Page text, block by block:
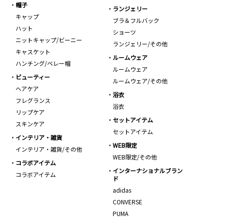
帽子
キャップ
ハット
ニットキャップ/ビーニー
キャスケット
ハンチング/ベレー帽
ランジェリー
ブラ＆フルバック
ショーツ
ランジェリー/その他
ルームウェア
ルームウェア
ルームウェア/その他
ビューティー
ヘアケア
フレグランス
リップケア
スキンケア
浴衣
浴衣
セットアイテム
セットアイテム
インテリア・雑貨
インテリア・雑貨/その他
WEB限定
WEB限定/その他
コラボアイテム
コラボアイテム
インターナショナルブラン
ド
adidas
CONVERSE
PUMA